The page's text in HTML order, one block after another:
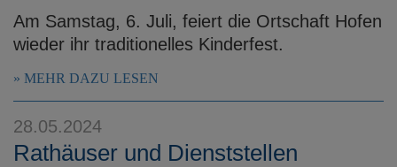
Am Samstag, 6. Juli, feiert die Ortschaft Hofen
wieder ihr traditionelles Kinderfest.
MEHR DAZU LESEN
28.05.2024
Rathäuser und Dienststellen